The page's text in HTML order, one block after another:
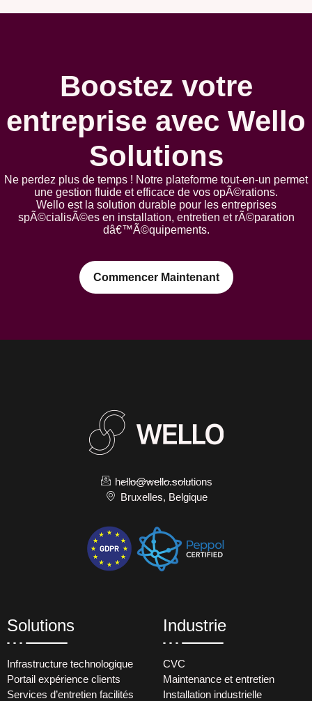
Boostez votre
entreprise avec Wello
Solutions
Ne perdez plus de temps ! Notre plateforme tout-en-un permet
une gestion fluide et efficace de vos opÃ©rations.
Wello est la solution durable pour les entreprises
spÃ©cialisÃ©es en installation, entretien et rÃ©paration
dâ€™Ã©quipements.
Commencer Maintenant
hello@wello.solutions
Bruxelles, Belgique
Solutions
Infrastructure technologique
Portail expérience clients
Services d’entretien facilités
Industrie
CVC
Maintenance et entretien
Installation industrielle